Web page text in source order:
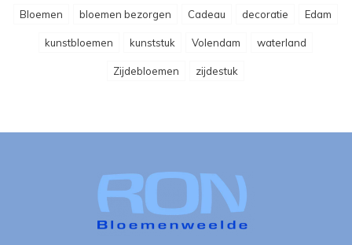
Bloemen bloemen bezorgen Cadeau decoratie Edam
kunstbloemen kunststuk Volendam waterland
Zijdebloemen zijdestuk